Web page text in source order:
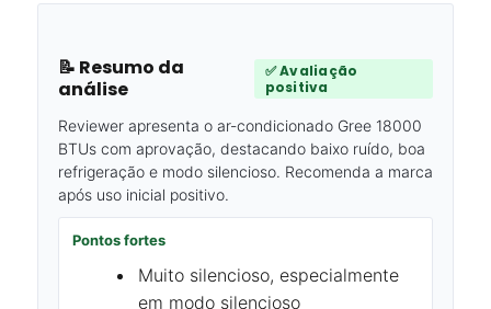
📝 Resumo da
análise
✅ Avaliação
positiva
Reviewer apresenta o ar-condicionado Gree 18000
BTUs com aprovação, destacando baixo ruído, boa
refrigeração e modo silencioso. Recomenda a marca
após uso inicial positivo.
Pontos fortes
Muito silencioso, especialmente
em modo silencioso